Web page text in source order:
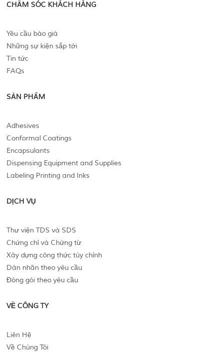
CHĂM SÓC KHÁCH HÀNG
Yêu cầu báo giá
Những sự kiện sắp tới
Tin tức
FAQs
SẢN PHẨM
Adhesives
Conformal Coatings
Encapsulants
Dispensing Equipment and Supplies
Labeling Printing and Inks
DỊCH VỤ
Thư viện TDS và SDS
Chứng chỉ và Chứng từ
Xây dựng công thức tùy chỉnh
Dán nhãn theo yêu cầu
Đóng gói theo yêu cầu
VỀ CÔNG TY
Liên Hệ
Về Chúng Tôi